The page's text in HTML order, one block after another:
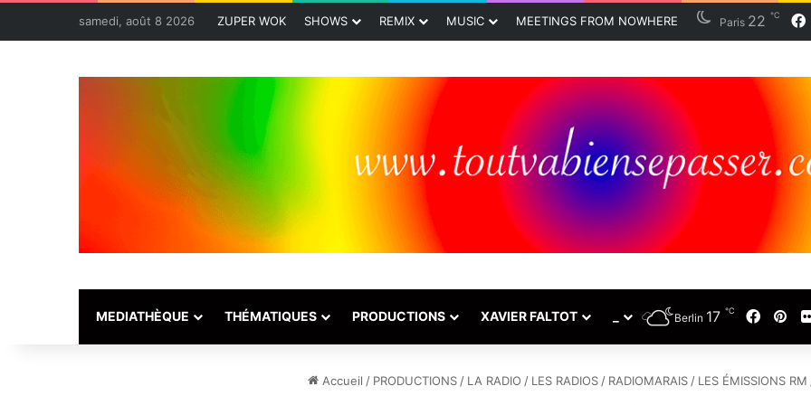
samedi, août 8 2026 ZUPER WOK SHOWS REMIX MUSIC MEETINGS FROM NOWHERE Paris 22 ℃
MEDIATHÈQUE THÉMATIQUES PRODUCTIONS XAVIER FALTOT Berlin 17 ℃
Accueil / PRODUCTIONS / LA RADIO / LES RADIOS / RADIOMARAIS / LES ÉMISSIONS RM